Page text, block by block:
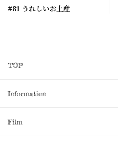
#81 うれしいお土産
TOP
Information
Film